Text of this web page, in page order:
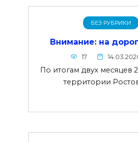
БЕЗ РУБРИКИ
Внимание: на
17
По итогам двух месяцев
территории